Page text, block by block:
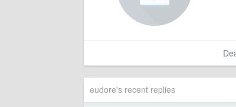
eudore's recent replies